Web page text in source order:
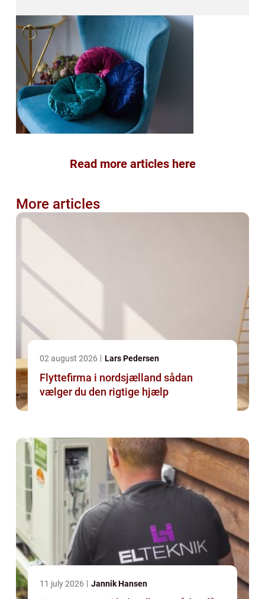
Read more articles here
More articles
02 august 2026 Lars Pedersen
Flyttefirma i nordsjælland sådan
vælger du den rigtige hjælp
11 july 2026 Jannik Hansen